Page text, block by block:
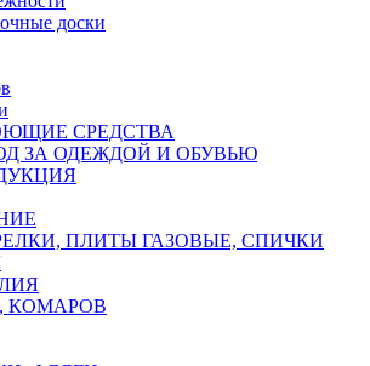
доски
СРЕДСТВА
ЗА ОДЕЖДОЙ И ОБУВЬЮ
ПЛИТЫ ГАЗОВЫЕ, СПИЧКИ
КОМАРОВ